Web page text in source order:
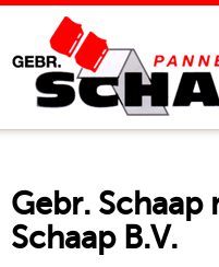
Gebr. Schaap
Schaap B.V.